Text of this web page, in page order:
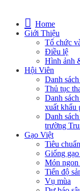
Home
Giới Thiệu
Tổ chức
Điều lệ
Hình ảnh
Hội Viên
Danh
Thủ tục
Danh
xuất khẩu
Danh
trường
Gạo Việt
Tiêu
Giống
Món
Tiến độ
Vụ mùa